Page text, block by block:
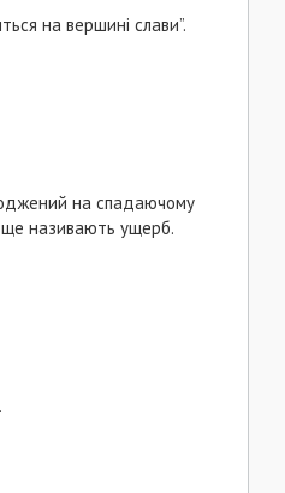
на вершині слави”.
на спадаючому
ще називають ущерб.